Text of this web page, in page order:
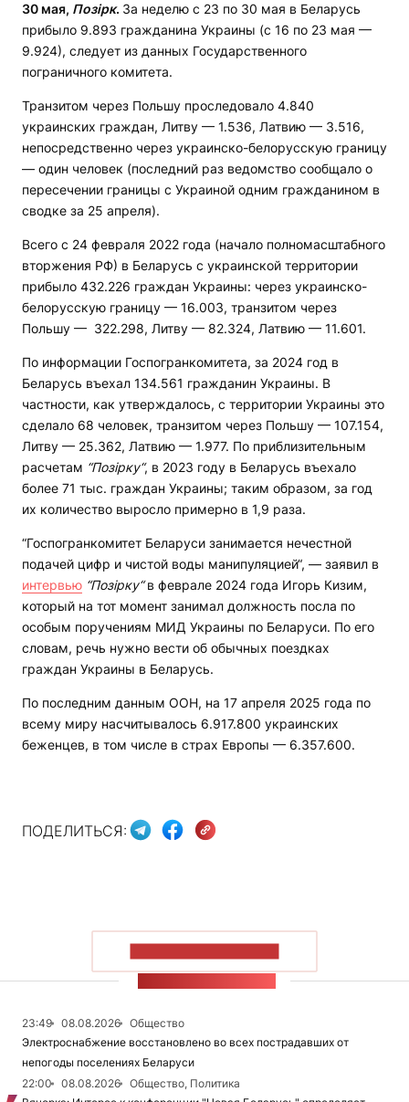
30 мая, Позірк. За неделю с 23 по 30 мая в Беларусь
прибыло 9.893 гражданина Украины (с 16 по 23 мая —
9.924), следует из данных Государственного
пограничного комитета.
Транзитом через Польшу проследовало 4.840
украинских граждан, Литву — 1.536, Латвию — 3.516,
непосредственно через украинско-белорусскую границу
— один человек (последний раз ведомство сообщало о
пересечении границы с Украиной одним гражданином в
сводке за 25 апреля).
Всего с 24 февраля 2022 года (начало полномасштабного
вторжения РФ) в Беларусь с украинской территории
прибыло 432.226 граждан Украины: через украинско-
белорусскую границу — 16.003, транзитом через
Польшу — 322.298, Литву — 82.324, Латвию — 11.601.
По информации Госпогранкомитета, за 2024 год в
Беларусь въехал 134.561 гражданин Украины. В
частности, как утверждалось, с территории Украины это
сделало 68 человек, транзитом через Польшу — 107.154,
Литву — 25.362, Латвию — 1.977. По приблизительным
расчетам “Позірку“, в 2023 году в Беларусь въехало
более 71 тыс. граждан Украины; таким образом, за год
их количество выросло примерно в 1,9 раза.
“Госпогранкомитет Беларуси занимается нечестной
подачей цифр и чистой воды манипуляцией“, — заявил в
интервью “Позірку“в феврале 2024 года Игорь Кизим,
который на тот момент занимал должность посла по
особым поручениям МИД Украины по Беларуси. По его
словам, речь нужно вести об обычных поездках
граждан Украины в Беларусь.
По последним данным ООН, на 17 апреля 2025 года по
всему миру насчитывалось 6.917.800 украинских
беженцев, в том числе в страх Европы — 6.357.600.
ПОДЕЛИТЬСЯ:
23:49 08.08.2026
Общество
Электроснабжение восстановлено во всех пострадавших от
непогоды поселениях Беларуси
22:00
08.08.2026
Общество, Политика